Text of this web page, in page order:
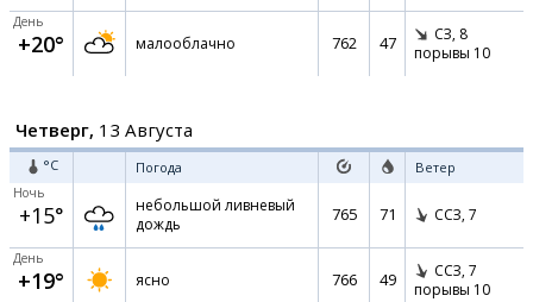
День
+20° малооблачно 762 47 СЗ, 8
порывы 10
Четверг, 13 Августа
°C Погода Ветер
Ночь
+15°
небольшой ливневый
дождь
765 71 ССЗ, 7
День
+19° ясно 766 49 ССЗ, 7
порывы 10